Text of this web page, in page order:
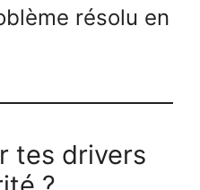
résolu en
tes drivers